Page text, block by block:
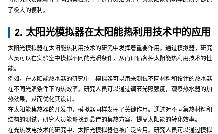
了极大的便利。
2. 太阳光模拟器在太阳能热利用技术中的应用
太阳光模拟器在太阳能热利用技术的研究中发挥着重要作用。通过模拟器，研究
人员可以在实验室中模拟不同的光照条件，从而评估各种太阳能热利用技术的性
能。
例如，在太阳能热水器的研究中，模拟器可以用来测试不同材料和设计的热水器
在不同光照条件下的热效率。研究人员可以通过调节光照强度，观察热水器的加
热效果，从而优化其设计。
在太阳能集热器的开发中，模拟器同样发挥了关键作用。通过对不同集热材料和
结构的测试，研究人员能够找到最佳的集热方案，提高太阳能的转化效率。
在光热发电技术的研究中，太阳光模拟器也被广泛应用。研究人员可以通过模拟